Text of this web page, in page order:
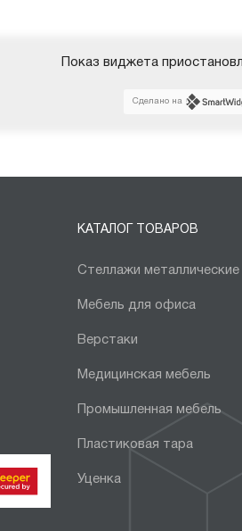
Показ виджета
Сделано на
КАТАЛОГ ТОВАРОВ
Стеллажи металлические
Мебель для офиса
Верстаки
Медицинская мебель
Промышленная мебель
Пластиковая тара
Уценка